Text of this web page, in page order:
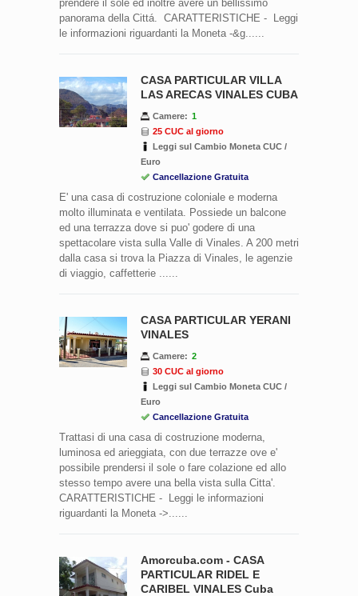
prendere il sole ed inoltre avere un bellissimo
panorama della Cittá. CARATTERISTICHE - Leggi
le informazioni riguardanti la Moneta -&g......
CASA PARTICULAR VILLA
LAS ARECAS VINALES CUBA
Camere: 1
25 CUC al giorno
Leggi sul Cambio Moneta CUC /
Euro
Cancellazione Gratuita
E' una casa di costruzione coloniale e moderna
molto illuminata e ventilata. Possiede un balcone
ed una terrazza dove si puo' godere di una
spettacolare vista sulla Valle di Vinales. A 200 metri
dalla casa si trova la Piazza di Vinales, le agenzie
di viaggio, caffetterie ......
CASA PARTICULAR YERANI
VINALES
Camere: 2
30 CUC al giorno
Leggi sul Cambio Moneta CUC /
Euro
Cancellazione Gratuita
Trattasi di una casa di costruzione moderna,
luminosa ed arieggiata, con due terrazze ove e'
possibile prendersi il sole o fare colazione ed allo
stesso tempo avere una bella vista sulla Citta'.
CARATTERISTICHE - Leggi le informazioni
riguardanti la Moneta ->......
Amorcuba.com - CASA
PARTICULAR RIDEL E
CARIBEL VINALES Cuba